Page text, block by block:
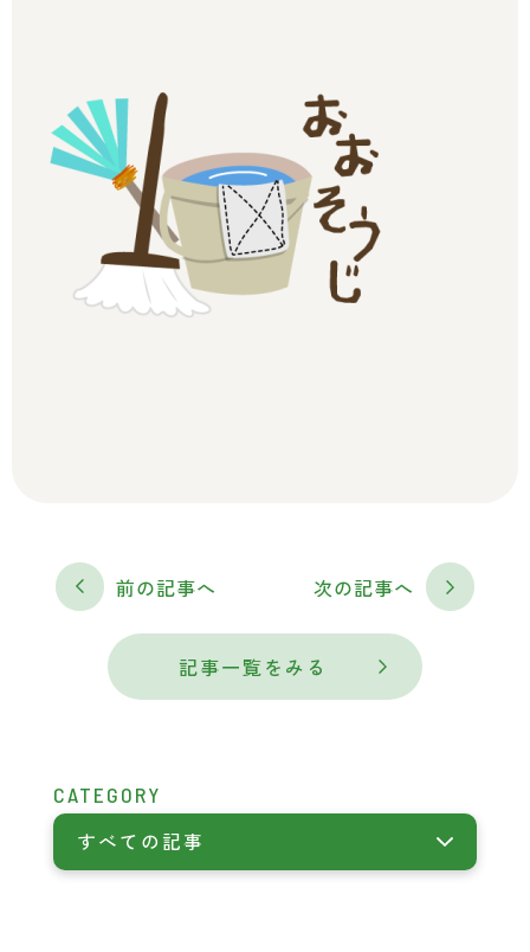
前の記事へ
記事一覧をみる
次の記事へ
CATEGORY
すべての記事